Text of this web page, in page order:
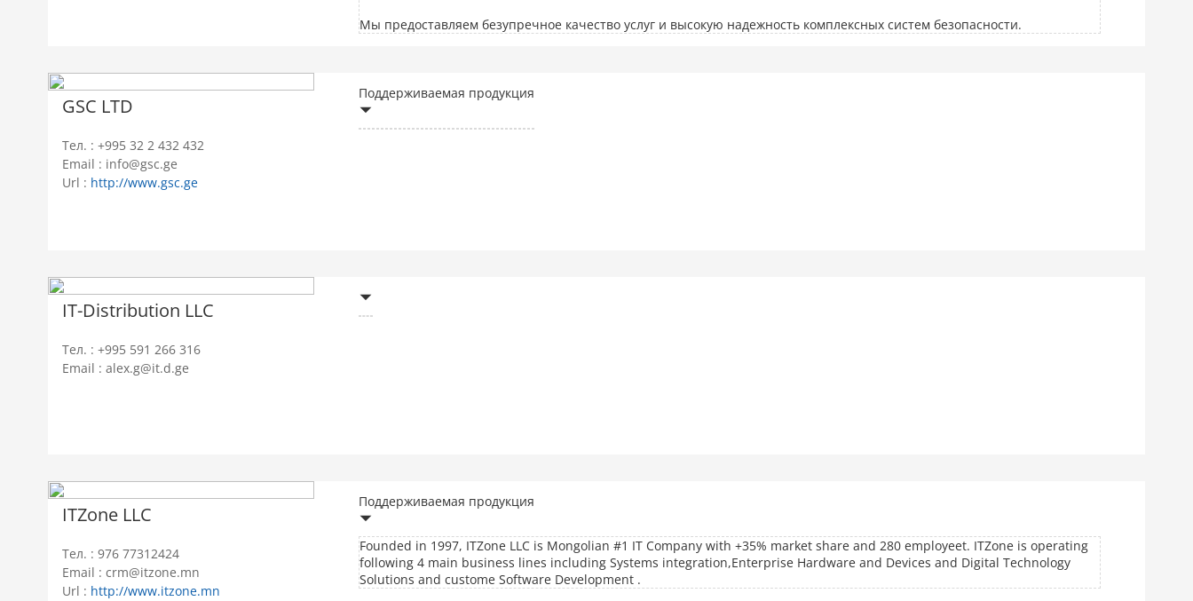
Мы предоставляем безупречное качество услуг и высокую надежность комплексных систем безопасности.
GSC LTD
Тел. : +995 32 2 432 432
Email : info@gsc.ge
Url : http://www.gsc.ge
Поддерживаемая продукция
IT-Distribution LLC
Тел. : +995 591 266 316
Email : alex.g@it.d.ge
ITZone LLC
Тел. : 976 77312424
Email : crm@itzone.mn
Url : http://www.itzone.mn
Поддерживаемая продукция
Founded in 1997, ITZone LLC is Mongolian #1 IT Company with +35% market share and 280 employeet. ITZone is operating
following 4 main business lines including Systems integration,Enterprise Hardware and Devices and Digital Technology
Solutions and custome Software Development .